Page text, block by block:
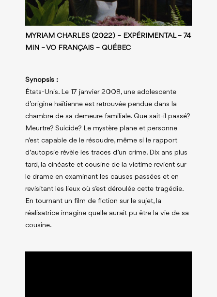
MYRIAM CHARLES (2022) – EXPÉRIMENTAL – 74
MIN – VO FRANÇAIS – QUÉBEC
Synopsis :
États-Unis. Le 17 janvier 2008, une adolescente
d’origine haïtienne est retrouvée pendue dans la
chambre de sa demeure familiale. Que sait-il passé?
Meurtre? Suicide? Le mystère plane et personne
n’est capable de le résoudre, même si le rapport
d’autopsie révèle les traces d’un crime. Dix ans plus
tard, la cinéaste et cousine de la victime revient sur
le drame en examinant les causes passées et en
revisitant les lieux où s’est déroulée cette tragédie.
En tournant un film de fiction sur le sujet, la
réalisatrice imagine quelle aurait pu être la vie de sa
cousine.